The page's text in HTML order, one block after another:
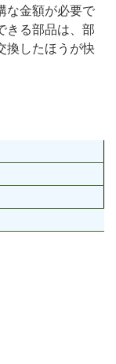
な金額が必要で
きる部品は、部
換したほうが快